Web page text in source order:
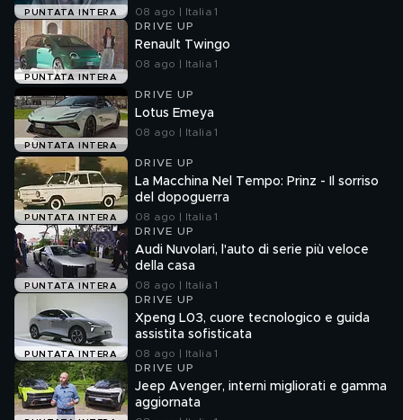
PUNTATA INTERA 08 ago | Italia 1
PUNTATA INTERA
DRIVE UP
Renault Twingo
08 ago | Italia 1
PUNTATA INTERA
DRIVE UP
Lotus Emeya
08 ago | Italia 1
PUNTATA INTERA
DRIVE UP
La Macchina Nel Tempo: Prinz - Il sorriso
del dopoguerra
08 ago | Italia 1
PUNTATA INTERA
DRIVE UP
Audi Nuvolari, l'auto di serie più veloce
della casa
08 ago | Italia 1
PUNTATA INTERA
DRIVE UP
Xpeng L03, cuore tecnologico e guida
assistita sofisticata
08 ago | Italia 1
DRIVE UP
Jeep Avenger, interni migliorati e gamma
aggiornata